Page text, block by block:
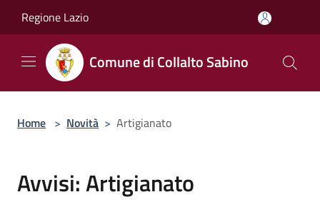
Regione Lazio
Comune di Collalto Sabino
Home > Novità > Artigianato
Avvisi: Artigianato